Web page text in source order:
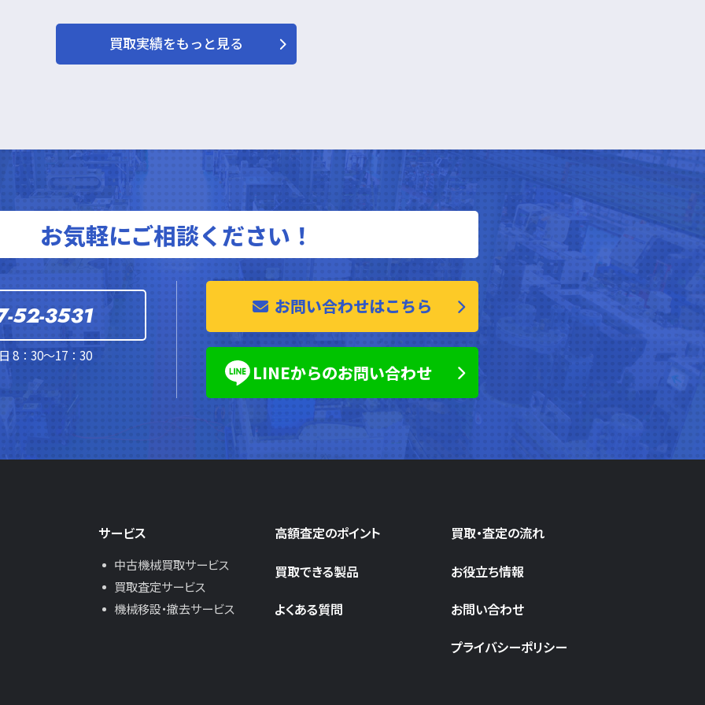
買取実績をもっと見る
お気軽にご相談ください！
52-3531
8：30～17：30
お問い合わせはこちら
LINEからのお問い合わせ
サービス
中古機械買取サービス
買取査定サービス
機械移設・撤去サービス
高額査定のポイント
買取できる製品
よくある質問
買取・査定の流れ
お役立ち情報
お問い合わせ
プライバシーポリシー